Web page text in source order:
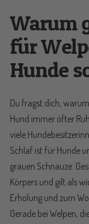
Warum
für
Hunde
Du fragst dich,
Hund immer öfter
viele
Schlaf ist für Hunde
grauen Schnauze.
Körpers und gilt als
Erholung und zum
Gerade bei Welpen,